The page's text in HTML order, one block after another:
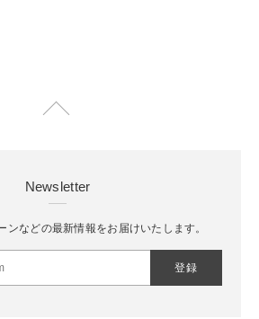
Newsletter
ンなどの最新情報をお届けいたします。
登録